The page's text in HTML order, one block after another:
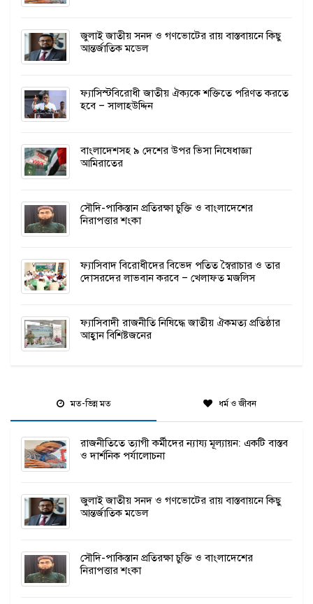
জুলাই জাতীয় সনদ ও গণভোটের রায় বাস্তবায়নে কিছু
আন্তর্জাতিক মডেল
ফ্যাসিস্টবিরোধী জাতীয় ঐক্যকে শক্তিতে পরিণত করতে
হবে – সালাহউদ্দিন
বাংলাদেশসহ ৯ দেশের উপর ভিসা নিষেধাজ্ঞা
আমিরাতের
সৌদি-পাকিস্তান প্রতিরক্ষা চুক্তি ও বাংলাদেশের
নিরাপত্তার শংকা
ফ্যাসিবাদ বিরোধীদের বিভেদ পতিত স্বৈরাচার ও তার
দোসরদের লাভবান করবে – খেলাফত মজলিস
ফ্যাসিবাদী রাজনীতি নিষিদ্ধে জাতীয় ঐকমত্য প্রতিষ্ঠার
আহ্বান বিশিষ্টজনের
মত-ভিন্ন মত ধর্ম ও জীবন
রাজনীতিতে ত্যাগী কর্মীদের ন্যায্য মূল্যায়ন: একটি বাস্তব
ও দার্শনিক পর্যালোচনা
জুলাই জাতীয় সনদ ও গণভোটের রায় বাস্তবায়নে কিছু
আন্তর্জাতিক মডেল
সৌদি-পাকিস্তান প্রতিরক্ষা চুক্তি ও বাংলাদেশের
নিরাপত্তার শংকা